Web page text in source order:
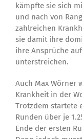
kämpfte sie sich
und nach von
zahlreichen
sie damit ihre
ihre Ansprüche
unterstreichen.
Auch Max Wörner
Krankheit in der
Trotzdem startete
Runden über je
Ende der ersten